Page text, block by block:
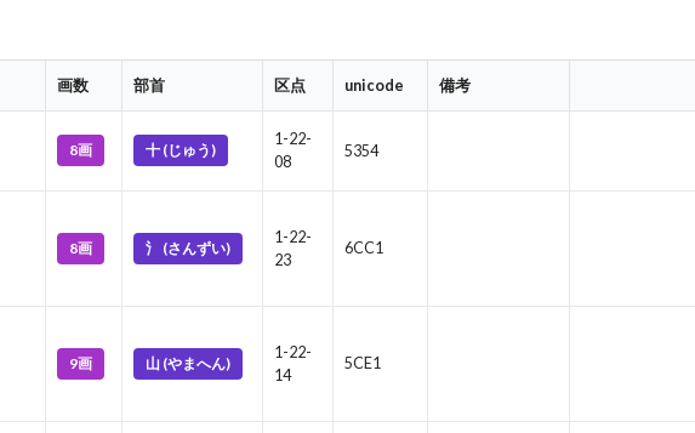
画数 部首 区点 unicode 備考
8画 十 (じゅう)
1-22-
08
5354
8画 氵 (さんずい)
1-22-
23
6CC1
9画 山 (やまへん)
1-22-
14
5CE1